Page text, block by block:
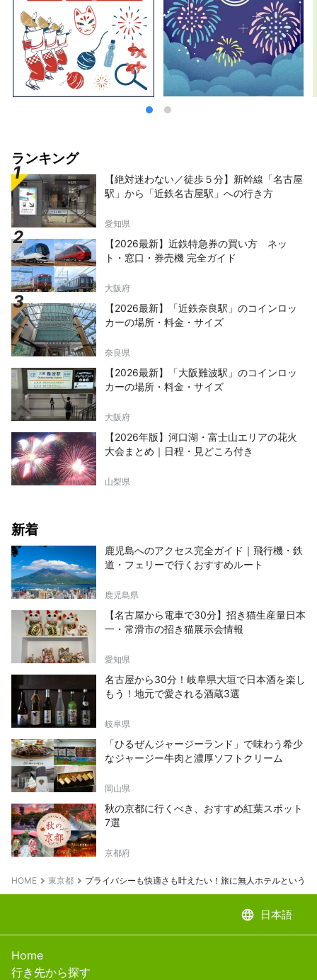
ランキング
【絶対迷わない／徒歩５分】新幹線「名古屋
駅」から「近鉄名古屋駅」への行き方
愛知県
【2026最新】近鉄特急券の買い方 ネッ
ト・窓口・券売機 完全ガイド
大阪府
【2026最新】「近鉄奈良駅」のコインロッ
カーの場所・料金・サイズ
奈良県
【2026最新】「大阪難波駅」のコインロッ
カーの場所・料金・サイズ
大阪府
【2026年版】河口湖・富士山エリアの花火
大会まとめ｜日程・見どころ付き
山梨県
新着
鹿児島へのアクセス完全ガイド｜飛行機・鉄
道・フェリーで行くおすすめルート
鹿児島県
【名古屋から電車で30分】招き猫生産量日本
一・常滑市の招き猫展示会情報
愛知県
名古屋から30分！岐阜県大垣で日本酒を楽し
もう！地元で愛される酒蔵3選
岐阜県
「ひるぜんジャージーランド」で味わう希少
なジャージー牛肉と濃厚ソフトクリーム
岡山県
秋の京都に行くべき、おすすめ紅葉スポット
7選
京都府
HOME 東京都 プライバシーも快適さも叶えたい！旅に無人ホテルという選
language 日本語
Home
行き先から探す